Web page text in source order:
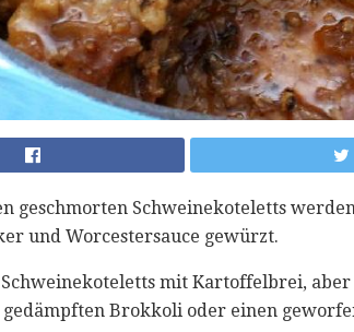
geschmorten Schweinekoteletts
und Worcestersauce gewürzt.
mit Kartoffelbrei,
gedämpften Brokkoli oder einen